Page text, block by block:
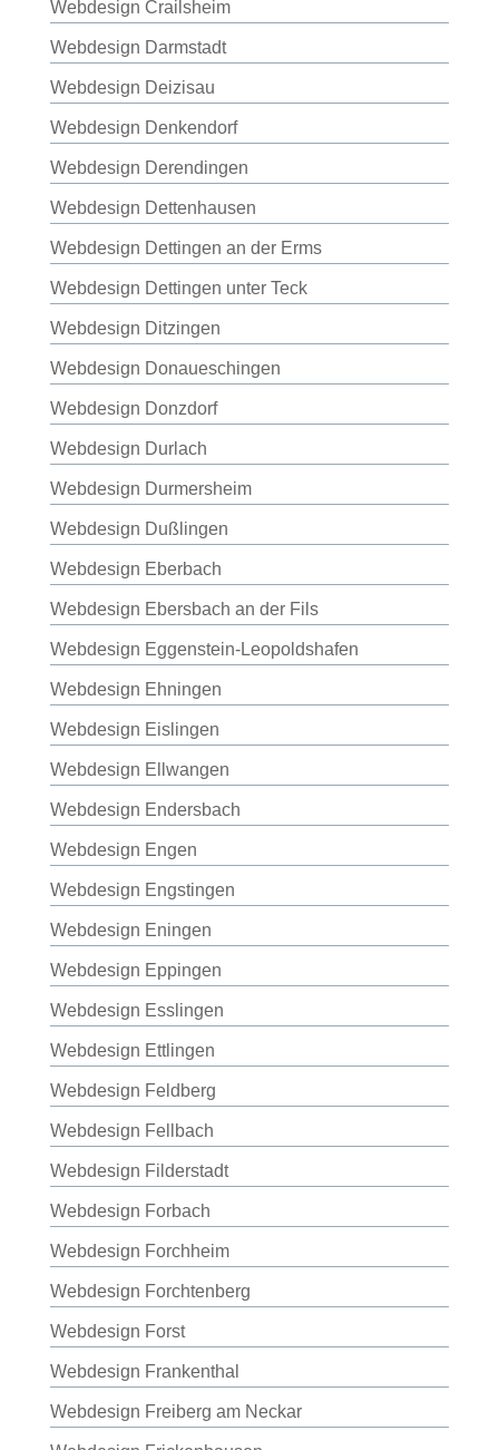
Webdesign Crailsheim
Webdesign Darmstadt
Webdesign Deizisau
Webdesign Denkendorf
Webdesign Derendingen
Webdesign Dettenhausen
Webdesign Dettingen an der Erms
Webdesign Dettingen unter Teck
Webdesign Ditzingen
Webdesign Donaueschingen
Webdesign Donzdorf
Webdesign Durlach
Webdesign Durmersheim
Webdesign Dußlingen
Webdesign Eberbach
Webdesign Ebersbach an der Fils
Webdesign Eggenstein-Leopoldshafen
Webdesign Ehningen
Webdesign Eislingen
Webdesign Ellwangen
Webdesign Endersbach
Webdesign Engen
Webdesign Engstingen
Webdesign Eningen
Webdesign Eppingen
Webdesign Esslingen
Webdesign Ettlingen
Webdesign Feldberg
Webdesign Fellbach
Webdesign Filderstadt
Webdesign Forbach
Webdesign Forchheim
Webdesign Forchtenberg
Webdesign Forst
Webdesign Frankenthal
Webdesign Freiberg am Neckar